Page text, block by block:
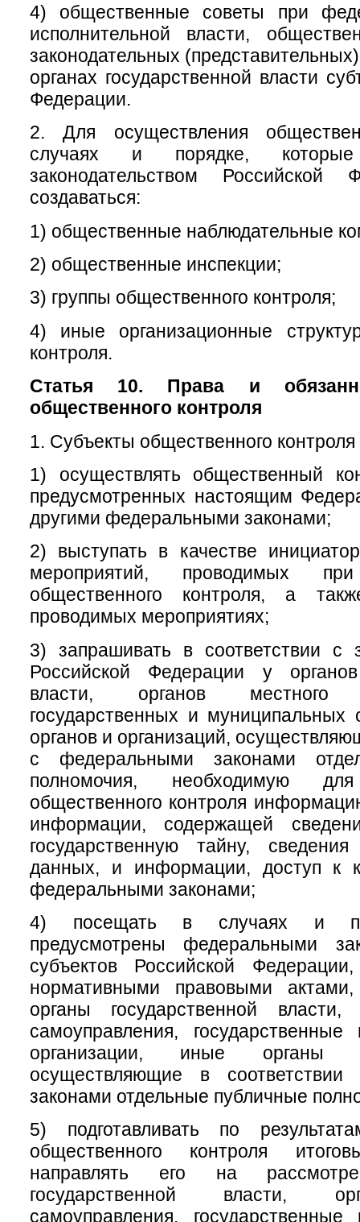
4) общественные советы при
исполнительной власти,
законодательных
органах государственной власти
Федерации.
2. Для осуществления
случаях и порядке, которые
законодательством Российской
создаваться:
1) общественные наблюдательные
2) общественные инспекции;
3) группы общественного контроля;
4) иные организационные
контроля.
Статья 10. Права и
общественного контроля
1. Субъекты общественного контроля
1) осуществлять общественный
предусмотренных настоящим
другими федеральными законами;
2) выступать в качестве
мероприятий, проводимых при
общественного контроля, а
проводимых мероприятиях;
3) запрашивать в соответствии с
Российской Федерации у органов
власти, органов местного
государственных и муниципальных
органов и организаций,
с федеральными законами
полномочия, необходимую для
общественного контроля
информации, содержащей
государственную тайну,
данных, и информации, доступ к
федеральными законами;
4) посещать в случаях и
предусмотрены федеральными
субъектов Российской
нормативными правовыми актами,
органы государственной
самоуправления,
организации, иные органы
осуществляющие в
законами отдельные публичные
5) подготавливать по
общественного контроля
направлять его на
государственной власти,
самоуправления,